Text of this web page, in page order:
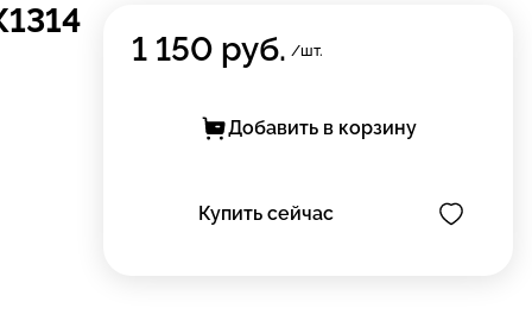
1 150 руб. /шт.
Добавить в корзину
Купить сейчас